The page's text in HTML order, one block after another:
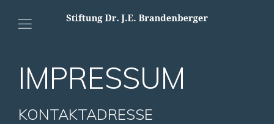
IMPRESSUM
KONTAKTADRESSE